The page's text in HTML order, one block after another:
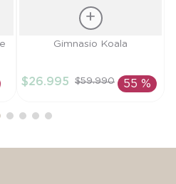
AÑADIR AL
Gimnasio Koala
$26.995 $59.990 55 %